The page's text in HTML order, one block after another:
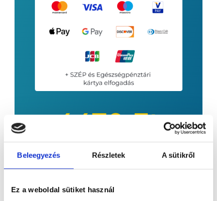
Beleegyezés Részletek A sütikről
Ez a weboldal sütiket használ
4470Ft
havi szolgáltatási díj
Kereskedői jutalék: 1.07 %*
Minimum kártyaforgalmi elvárás Nincs /